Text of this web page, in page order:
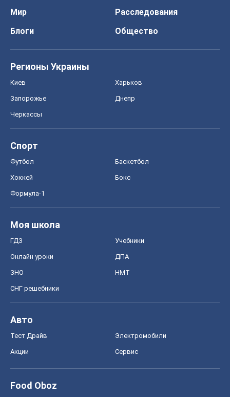
Мир
Расследования
Блоги
Общество
Регионы Украины
Киев Харьков
Запорожье Днепр
Черкассы
Спорт
Футбол Баскетбол
Хоккей Бокс
Формула-1
Моя школа
ГДЗ Учебники
Онлайн уроки ДПА
ЗНО НМТ
СНГ решебники
Авто
Тест Драйв Электромобили
Акции Сервис
Food Oboz